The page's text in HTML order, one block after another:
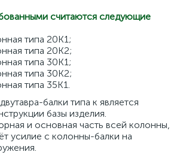
считаются следующие
типа 20K1;
типа 20K2;
типа 30K1;
типа 30K2;
типа 35К1.
балки типа к является
базы изделия.
и основная часть всей колонны,
усилие с колонны-балки на